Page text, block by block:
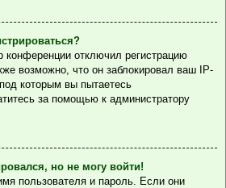
конференции отключил регистрацию
возможно, что он заблокировал ваш IP-
которым вы пытаетесь
за помощью к администратору
но не могу войти!
пользователя и пароль. Если они